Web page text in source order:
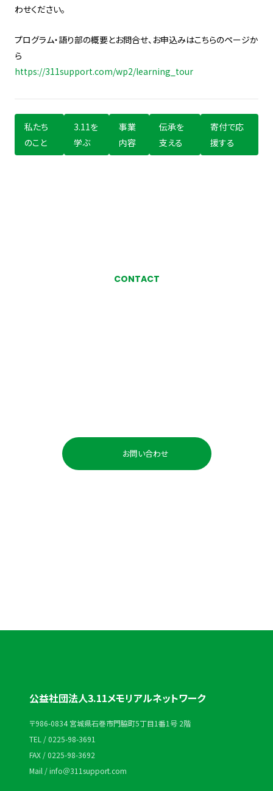
わせください。
プログラム・語り部の概要とお問合せ、お申込みはこちらのページか
ら
https://311support.com/wp2/learning_tour
私たち
のこと
3.11を
学ぶ
事業
内容
伝承を
支える
寄付で応
援する
CONTACT
お問い合わせ
公益社団法人3.11メモリアルネットワーク
〒986-0834 宮城県石巻市門脇町5丁目1番1号 2階
TEL / 0225-98-3691
FAX / 0225-98-3692
Mail / info＠311support.com